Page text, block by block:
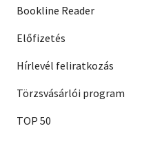
Bookline Reader
Előfizetés
Hírlevél feliratkozás
Törzsvásárlói program
TOP 50